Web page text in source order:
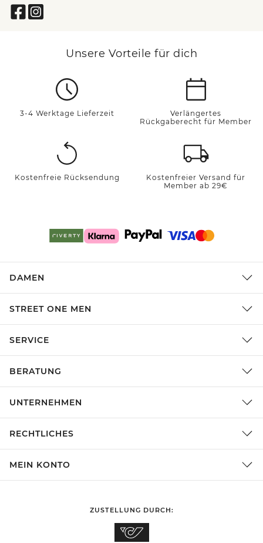
Unsere Vorteile für dich
3-4 Werktage Lieferzeit
Verlängertes
Rückgaberecht für Member
Kostenfreie Rücksendung
Kostenfreier Versand für
Member ab 29€
DAMEN
STREET ONE MEN
SERVICE
BERATUNG
UNTERNEHMEN
RECHTLICHES
MEIN KONTO
ZUSTELLUNG DURCH: